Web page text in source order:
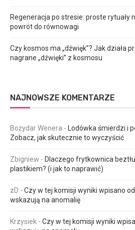
Regeneracja po stresie: proste rytuały
powrót do równowagi
Czy kosmos ma „dźwięk”? Jak działa
nagrane „dźwięki” z kosmosu
NAJNOWSZE KOMENTARZE
Bożydar Wenera -
Lodówka śmierdzi i
Zobacz, jak skutecznie to wyczyścić
Zbigniew - Dlaczego frytkownica
plastikiem? (i jak to naprawić)
zD - Czy w tej komisji wyniki wpisano
wskazują na anomalię
Krzysiek - Czy w tej komisji wyniki